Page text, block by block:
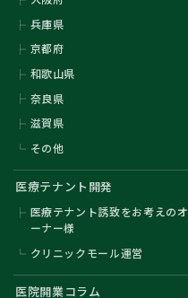
兵庫県
京都府
和歌山県
奈良県
滋賀県
その他
医療テナント開発
医療テナント誘致をお考えのオ
ーナー様
クリニックモール運営
医院開業コラム